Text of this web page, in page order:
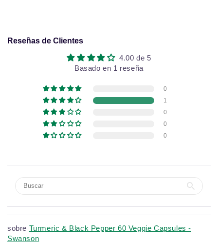
Reseñas de Clientes
4.00 de 5
Basado en 1 reseña
0
1
0
0
0
Turmeric & Black Pepper 60 Veggie Capsules -
Swanson